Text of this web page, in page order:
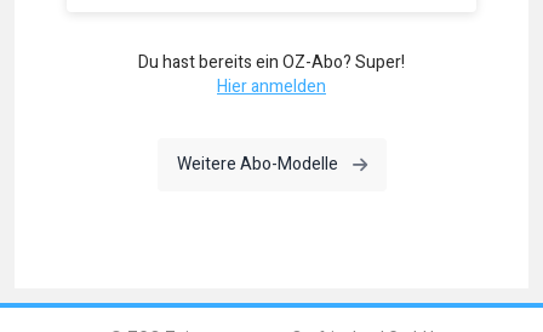
Du hast bereits ein OZ-Abo? Super!
Hier anmelden
Weitere Abo-Modelle